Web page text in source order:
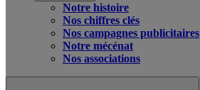
Notre histoire
Nos chiffres clés
Nos campagnes publicitaires
Notre mécénat
Nos associations